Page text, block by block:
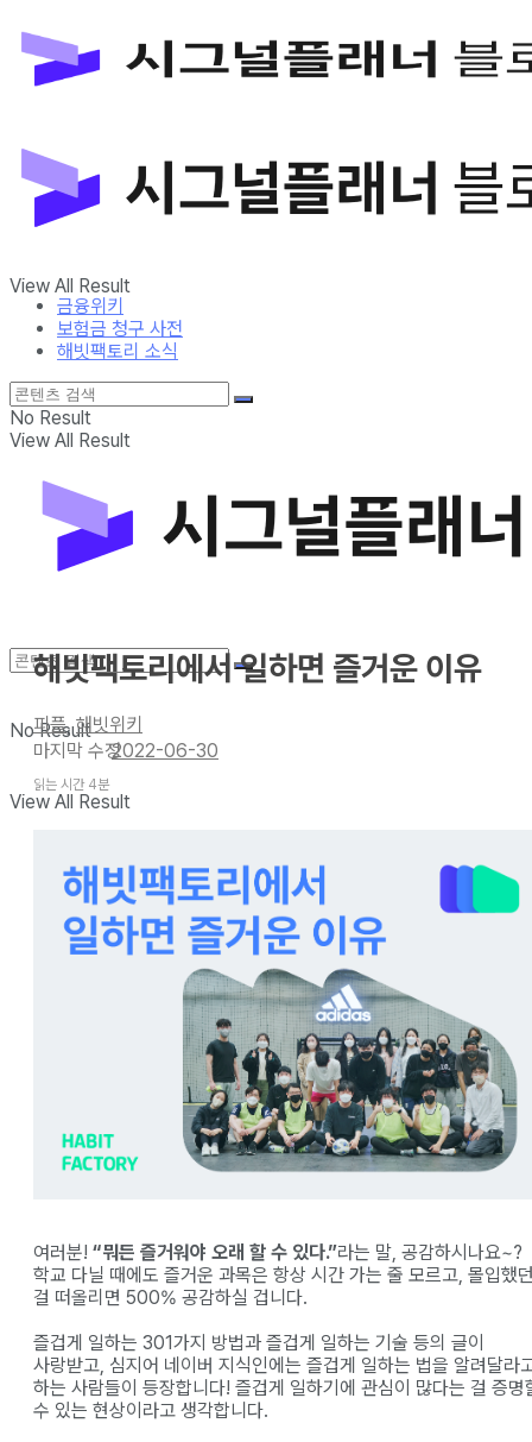
보험금 청구 사전
해빗팩토리 소식
View All Result
금융위키
보험금 청구 사전
해빗팩토리 소식
No Result
View All Result
No Result
View All Result
해빗팩토리에서 일하면 즐거운 이유
피플,해빗위키
2022-06-30
읽는 시간 4분
여러분! “뭐든 즐거워야 오래 할 수 있다.”라는 말, 공감하시나요~?
학교 다닐 때에도 즐거운 과목은 항상 시간 가는 줄 모르고, 몰입했
걸 떠올리면 500% 공감하실 겁니다.
즐겁게 일하는 301가지 방법과 즐겁게 일하는 기술 등의 글이
사랑받고, 심지어 네이버 지식인에는 즐겁게 일하는 법을 알려달라
하는 사람들이 등장합니다! 즐겁게 일하기에 관심이 많다는 걸 증명
수 있는 현상이라고 생각합니다.